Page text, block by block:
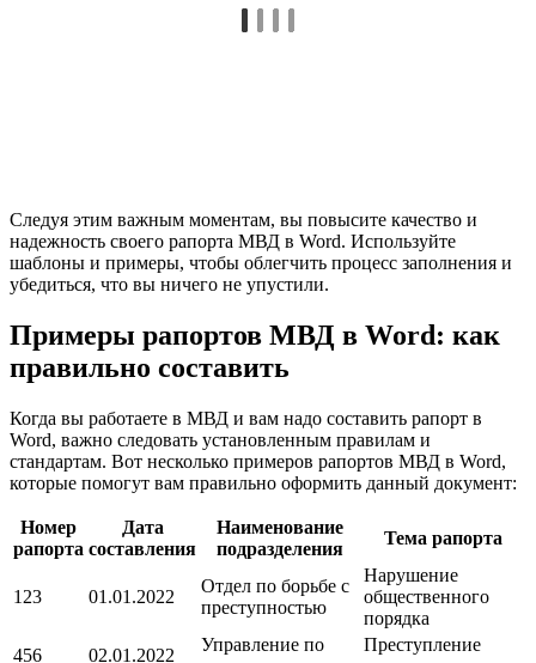
Следуя этим важным моментам, вы повысите качество и
надежность своего рапорта МВД в Word. Используйте
шаблоны и примеры, чтобы облегчить процесс заполнения и
убедиться, что вы ничего не упустили.
Примеры рапортов МВД в Word: как
правильно составить
Когда вы работаете в МВД и вам надо составить рапорт в
Word, важно следовать установленным правилам и
стандартам. Вот несколько примеров рапортов МВД в Word,
которые помогут вам правильно оформить данный документ:
Номер
рапорта
Дата
составления
Наименование
подразделения
Тема рапорта
123 01.01.2022
Отдел по борьбе с
преступностью
Нарушение
общественного
порядка
456
02.01.2022
Управление по
Преступление